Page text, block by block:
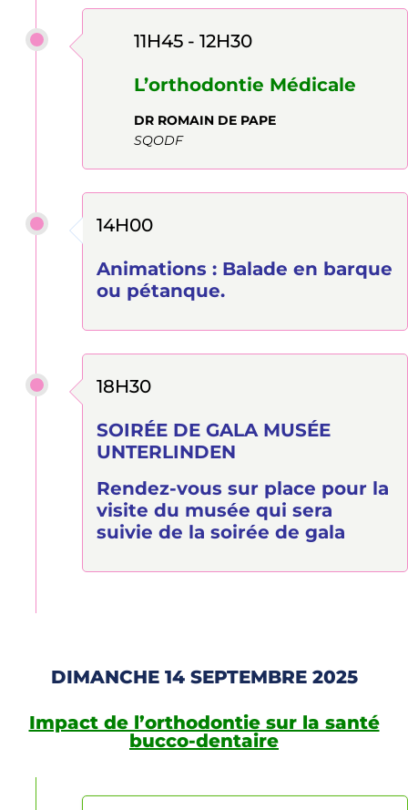
11H45 - 12H30
L’orthodontie Médicale
DR ROMAIN DE PAPE
SQODF
14H00
Animations : Balade en barque
ou pétanque.
18H30
SOIRÉE DE GALA MUSÉE
UNTERLINDEN
Rendez-vous sur place pour la
visite du musée qui sera
suivie de la soirée de gala
DIMANCHE 14 SEPTEMBRE 2025
Impact de l’orthodontie sur la santé
bucco-dentaire